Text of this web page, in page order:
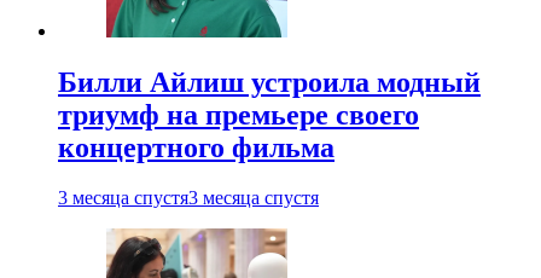
Билли Айлиш устроила модный
триумф на премьере своего
концертного фильма
3 месяца спустя3 месяца спустя